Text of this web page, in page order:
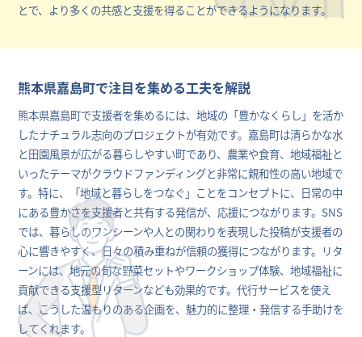
とで、より多くの共感と支援を得ることができるようになります。
熊本県嘉島町で注目を集める工夫を解説
熊本県嘉島町で支援者を集めるには、地域の「豊かなくらし」を活か
したナチュラル志向のプロジェクトが有効です。嘉島町は清らかな水
と田園風景が広がる暮らしやすい町であり、農業や食育、地域福祉と
いったテーマがクラウドファンディングと非常に親和性の高い地域で
す。特に、「地域と暮らしをつなぐ」ことをコンセプトに、日常の中
にある豊かさを支援者と共有する発信が、応援につながります。SNS
では、暮らしのワンシーンや人との関わりを表現した投稿が支援者の
心に響きやすく、日々の積み重ねが信頼の獲得につながります。リタ
ーンには、地元の旬な野菜セットやワークショップ体験、地域福祉に
貢献できる支援型リターンなども効果的です。代行サービスを使え
ば、こうした温もりのある企画を、魅力的に整理・発信する手助けを
してくれます。